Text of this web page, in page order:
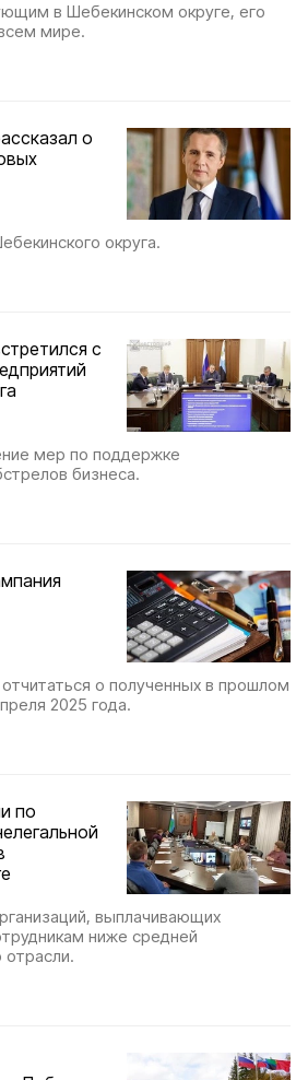
в Шебекинском округе, его
мире.
о
округа.
с
мер по поддержке
бизнеса.
о полученных в прошлом
2025 года.
по
выплачивающих
ниже средней
отрасли.